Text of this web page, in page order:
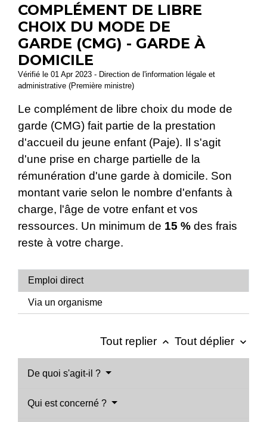
COMPLÉMENT DE LIBRE
CHOIX DU MODE DE
GARDE (CMG) - GARDE À
DOMICILE
Vérifié le 01 Apr 2023 - Direction de l'information légale et
administrative (Première ministre)
Le complément de libre choix du mode de
garde (CMG) fait partie de la prestation
d'accueil du jeune enfant (Paje). Il s'agit
d'une prise en charge partielle de la
rémunération d'une garde à domicile. Son
montant varie selon le nombre d'enfants à
charge, l'âge de votre enfant et vos
ressources. Un minimum de 15 % des frais
reste à votre charge.
Emploi direct
Via un organisme
Tout replier keyboard_arrow_up Tout déplier keyboard_arrow_down
De quoi s'agit-il ?
Qui est concerné ?